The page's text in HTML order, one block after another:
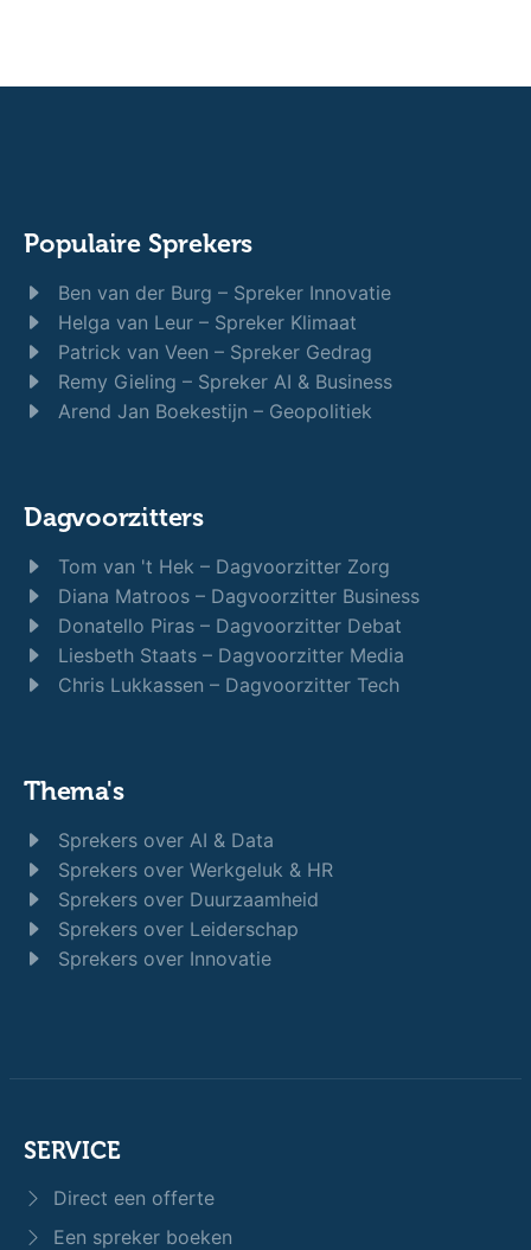
Populaire Sprekers
Ben van der Burg – Spreker Innovatie
Helga van Leur – Spreker Klimaat
Patrick van Veen – Spreker Gedrag
Remy Gieling – Spreker AI & Business
Arend Jan Boekestijn – Geopolitiek
Dagvoorzitters
Tom van 't Hek – Dagvoorzitter Zorg
Diana Matroos – Dagvoorzitter Business
Donatello Piras – Dagvoorzitter Debat
Liesbeth Staats – Dagvoorzitter Media
Chris Lukkassen – Dagvoorzitter Tech
Thema's
Sprekers over AI & Data
Sprekers over Werkgeluk & HR
Sprekers over Duurzaamheid
Sprekers over Leiderschap
Sprekers over Innovatie
SERVICE
Direct een offerte
Een spreker boeken